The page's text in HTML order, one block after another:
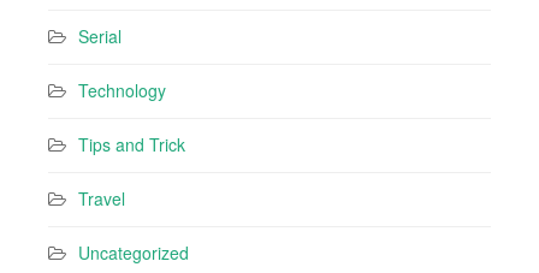
Serial
Technology
Tips and Trick
Travel
Uncategorized